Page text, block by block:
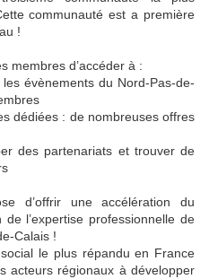
communauté est a première
!
membres d’accéder à :
évènements du Nord-Pas-de-
dédiées : de nombreuses offres
des partenariats et trouver de
d’offrir une accélération du
l’expertise professionnelle de
Calais !
le plus répandu en France
acteurs régionaux à développer